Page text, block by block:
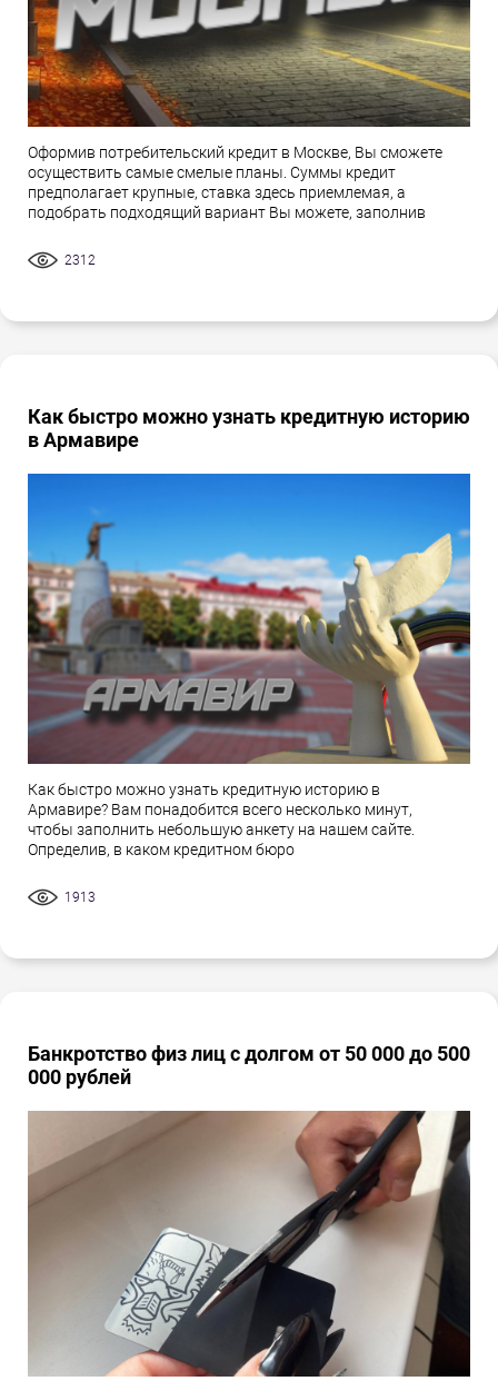
Оформив потребительский кредит в Москве, Вы сможете
осуществить самые смелые планы. Суммы кредит
предполагает крупные, ставка здесь приемлемая, а
подобрать подходящий вариант Вы можете, заполнив
2312
Как быстро можно узнать кредитную историю
в Армавире
Как быстро можно узнать кредитную историю в
Армавире? Вам понадобится всего несколько минут,
чтобы заполнить небольшую анкету на нашем сайте.
Определив, в каком кредитном бюро
1913
Банкротство физ лиц с долгом от 50 000 до 500
000 рублей